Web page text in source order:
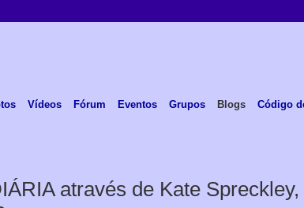
Vídeos Fórum Eventos Grupos Blogs Código
através de Kate Spreckley,